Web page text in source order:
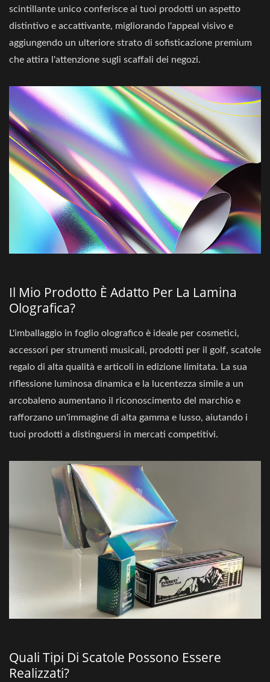
scintillante unico conferisce ai tuoi prodotti un aspetto
distintivo e accattivante, migliorando l'appeal visivo e
aggiungendo un ulteriore strato di sofisticazione premium
che attira l'attenzione sugli scaffali dei negozi.
Il Mio Prodotto È Adatto Per La Lamina
Olografica?
L'imballaggio in foglio olografico è ideale per cosmetici,
accessori per strumenti musicali, prodotti per il golf, scatole
regalo di alta qualità e articoli in edizione limitata. La sua
riflessione luminosa dinamica e la lucentezza simile a un
arcobaleno aumentano il riconoscimento del marchio e
rafforzano un'immagine di alta gamma e lusso, aiutando i
tuoi prodotti a distinguersi in mercati competitivi.
Quali Tipi Di Scatole Possono Essere
Realizzati?